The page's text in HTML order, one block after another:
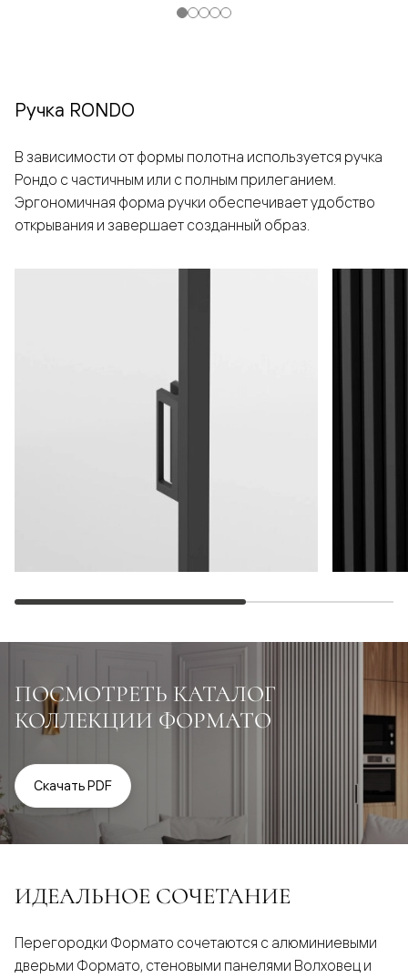
Ручка RONDO
В зависимости от формы полотна используется ручка
Рондо с частичным или с полным прилеганием.
Эргономичная форма ручки обеспечивает удобство
открывания и завершает созданный образ.
ПОСМОТРЕТЬ КАТАЛОГ
КОЛЛЕКЦИИ ФОРМАТО
Скачать PDF
ИДЕАЛЬНОЕ СОЧЕТАНИЕ
Перегородки Формато сочетаются с алюминиевыми
дверьми Формато, стеновыми панелями Волховец и